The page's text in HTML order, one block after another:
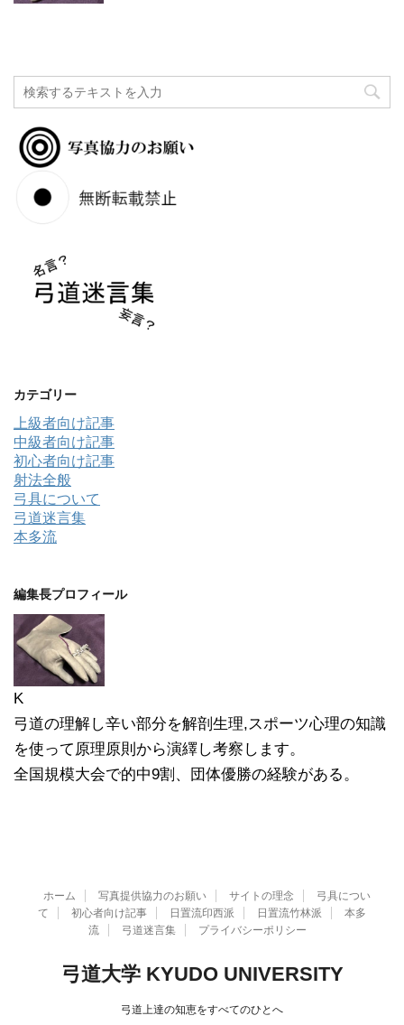
カテゴリー
上級者向け記事
中級者向け記事
初心者向け記事
射法全般
弓具について
弓道迷言集
本多流
編集長プロフィール
K
弓道の理解し辛い部分を解剖生理,スポーツ心理の知識
を使って原理原則から演繹し考察します。
全国規模大会で的中9割、団体優勝の経験がある。
ホーム 写真提供協力のお願い サイトの理念
弓具につい
て
初心者向け記事 日置流印西派 日置流竹林派
本多
流
弓道迷言集 プライバシーポリシー
弓道大学 KYUDO UNIVERSITY
弓道上達の知恵をすべてのひとへ